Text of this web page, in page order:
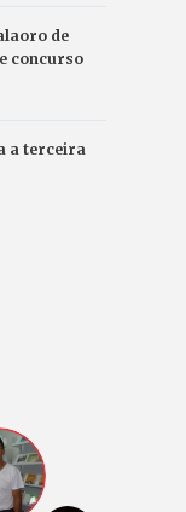
de
concurso
a terceira